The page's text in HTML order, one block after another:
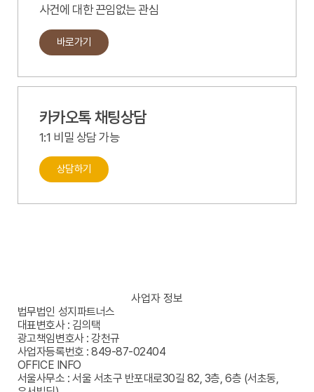
사건에 대한 끈임없는 관심
바로가기
카카오톡 채팅상담
1:1 비밀 상담 가능
상담하기
건설
·
부동산
·
기업법무
센터
사업자 정보
법무법인 성지파트너스
대표변호사 : 김의택
광고책임변호사 : 강천규
사업자등록번호 : 849-87-02404
OFFICE INFO
서울사무소 : 서울 서초구 반포대로30길 82, 3층, 6층 (서초동,